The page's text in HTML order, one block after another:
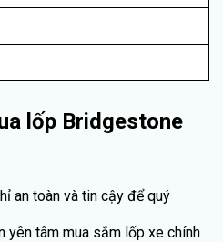
lốp Bridgestone
an toàn và tin cậy để quý
yên tâm mua sắm lốp xe chính